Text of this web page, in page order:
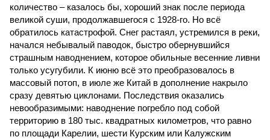
количество – казалось бы, хороший знак после периода
великой суши, продолжавшегося с 1928-го. Но всё
обратилось катастрофой. Снег растаял, устремился в реки,
начался небывалый паводок, быстро обернувшийся
страшным наводнением, которое обильные весенние ливни
только усугубили. К июню всё это преобразовалось в
массовый потоп, в июле же Китай в дополнение накрыло
сразу девятью циклонами. Последствия оказались
невообразимыми: наводнение погребло под собой
территорию в 180 тыс. квадратных километров, что равно
по площади Карелии, шести Курским или Калужским